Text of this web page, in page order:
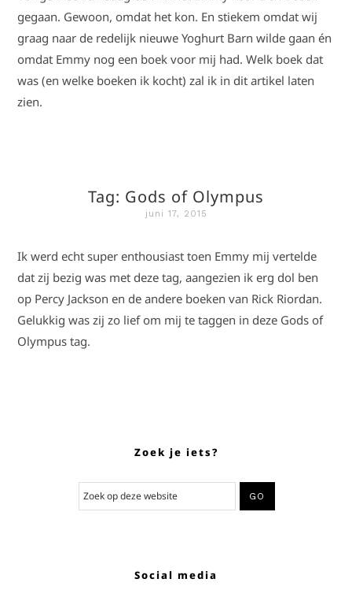
gegaan. Gewoon, omdat het kon. En stiekem omdat wij
graag naar de redelijk nieuwe Yoghurt Barn wilde gaan én
omdat Emmy nog een boek voor mij had. Welk boek dat
was (en welke boeken ik kocht) zal ik in dit artikel laten
zien.
Tag: Gods of Olympus
juni 17, 2015
Ik werd echt super enthousiast toen Emmy mij vertelde
dat zij bezig was met deze tag, aangezien ik erg dol ben
op Percy Jackson en de andere boeken van Rick Riordan.
Gelukkig was zij zo lief om mij te taggen in deze Gods of
Olympus tag.
Zoek je iets?
Social media